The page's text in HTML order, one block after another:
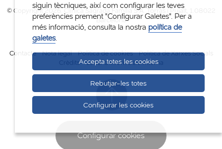
© Copyright 2026. Clinica Sagrada Família S.A. Torras i Pujalt, 1.08022
Barcelona
Contacte Nota legal Politica de cookies
Política de Xarxes Socials
Crèdits
Canal d'informació interna
Configurar cookies
siguin tècniques, així com configurar les teves
preferències prement "Configurar Galetes". Per a
més informació, consulta la nostra política de
galetes.
Accepta totes les cookies
Rebutjar-les totes
Configurar les cookies